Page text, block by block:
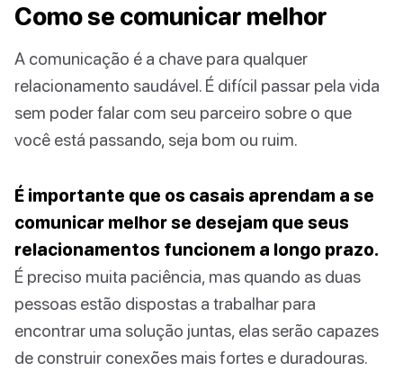
Como se comunicar melhor
A comunicação é a chave para qualquer
relacionamento saudável. É difícil passar pela vida
sem poder falar com seu parceiro sobre o que
você está passando, seja bom ou ruim.
É importante que os casais aprendam a se
comunicar melhor se desejam que seus
relacionamentos funcionem a longo prazo.
É preciso muita paciência, mas quando as duas
pessoas estão dispostas a trabalhar para
encontrar uma solução juntas, elas serão capazes
de construir conexões mais fortes e duradouras.